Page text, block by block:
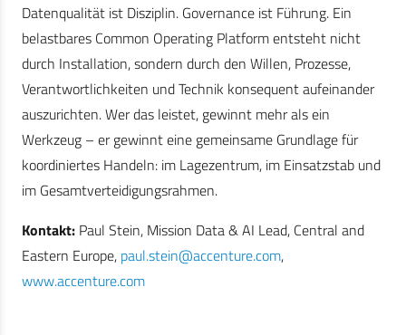
Datenqualität ist Disziplin. Governance ist Führung. Ein
belastbares Common Operating Platform entsteht nicht
durch Installation, sondern durch den Willen, Prozesse,
Verantwortlichkeiten und Technik konsequent aufeinander
auszurichten. Wer das leistet, gewinnt mehr als ein
Werkzeug – er gewinnt eine gemeinsame Grundlage für
koordiniertes Handeln: im Lagezentrum, im Einsatzstab und
im Gesamtverteidigungsrahmen.
Kontakt: Paul Stein, Mission Data & AI Lead, Central and
Eastern Europe, paul.stein@accenture.com,
www.accenture.com